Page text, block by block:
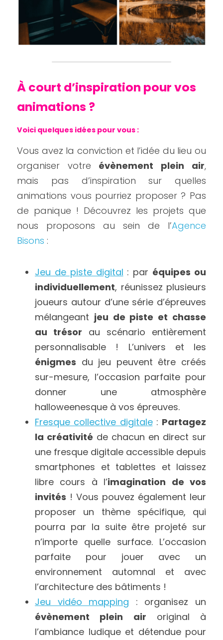
À court d’inspiration pour vos
animations ?
Voici quelques idées pour vous :
Vous avez la conviction et l’idée du lieu ou
organiser votre évènement plein air,
mais pas d’inspiration sur quelles
animations vous pourriez proposer ? Pas
de panique ! Découvrez les projets que
nous proposons au sein de l’Agence
Bisons :
Jeu de piste digital : par équipes ou
individuellement, réunissez plusieurs
joueurs autour d’une série d’épreuves
mélangeant jeu de piste et chasse
au trésor au scénario entièrement
énigmes du jeu peuvent être créés
sur-mesure, l’occasion parfaite pour
donner une atmosphère
halloweenesque à vos épreuves.
Fresque collective digitale : Partagez
la créativité de chacun en direct sur
une fresque digitale accessible depuis
smartphones et tablettes et laissez
libre cours à l’imagination de vos
invités ! Vous pouvez également leur
proposer un thème spécifique, qui
pourra par la suite être projeté sur
n’importe quelle surface. L’occasion
parfaite pour jouer avec un
environnement automnal et avec
l’architecture des bâtiments !
Jeu vidéo mapping
évènement plein air original à
l’ambiance ludique et détendue pour